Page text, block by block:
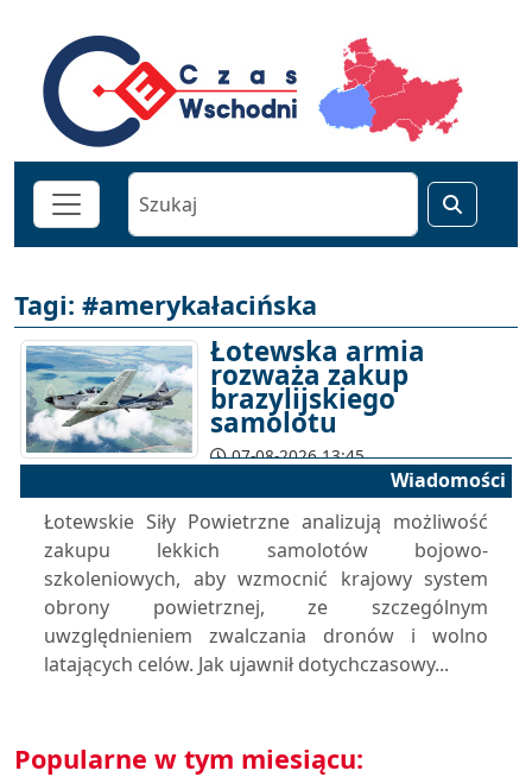
Tagi: #amerykałacińska
Łotewska armia
rozważa zakup
brazylijskiego
samolotu
07-08-2026 13:45
Wiadomości
Łotewskie Siły Powietrzne analizują możliwość
zakupu lekkich samolotów bojowo-
szkoleniowych, aby wzmocnić krajowy system
obrony powietrznej, ze szczególnym
uwzględnieniem zwalczania dronów i wolno
latających celów. Jak ujawnił dotychczasowy...
Popularne w tym miesiącu: